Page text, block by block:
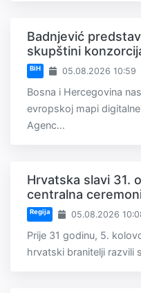
Badnjević
skupštini
BiH 05.08.2026 10:59
Bosna i Hercegovina
evropskoj mapi
Agenc...
Hrvatska slavi 31.
centralna
Regija 05.08.2026
Prije 31 godinu, 5.
hrvatski branitelji razvili